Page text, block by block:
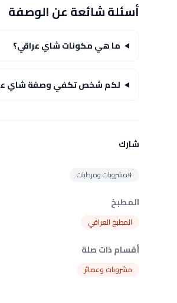
أسئلة شائعة عن الوصفة
ما هي مكونات شاي عراقي؟
لكم شخص تكفي وصفة شاي
شارك
#مشروبات ومرطبات
المطبخ
المطبخ العراقي
أقسام ذات صلة
مشروبات وعصائر